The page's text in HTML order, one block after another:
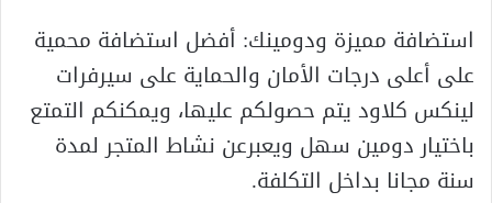
استضافة مميزة ودومينك: أفضل استضافة محمية
على أعلى درجات الأمان والحماية على سيرفرات
لينكس كلاود يتم حصولكم عليها، ويمكنكم التمتع
باختيار دومين سهل ويعبرعن نشاط المتجر لمدة
سنة مجانا بداخل التكلفة.